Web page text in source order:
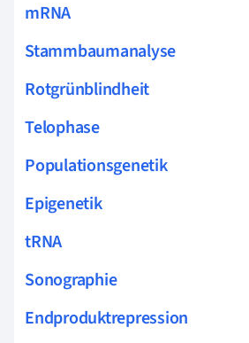
mRNA
Stammbaumanalyse
Rotgrünblindheit
Telophase
Populationsgenetik
Epigenetik
tRNA
Sonographie
Endproduktrepression